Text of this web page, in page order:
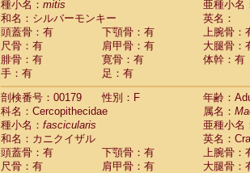
種小名： mitis
亜種小名
和名：シルバーモンキー
英名：
頭蓋骨：有
下顎骨：有
上腕骨：
尺骨：有
肩甲骨：有
大腿骨：
腓骨：有
寛骨：有
体幹：有
手：有
足：有
剖検番号：00179
性別：F
年齢：
科名：Cercopithecidae
属名：
種小名： fascicularis
亜種小名
和名：カニクイザル
英名：
頭蓋骨：有
下顎骨：有
上腕骨：
尺骨：有
肩甲骨：有
大腿骨：